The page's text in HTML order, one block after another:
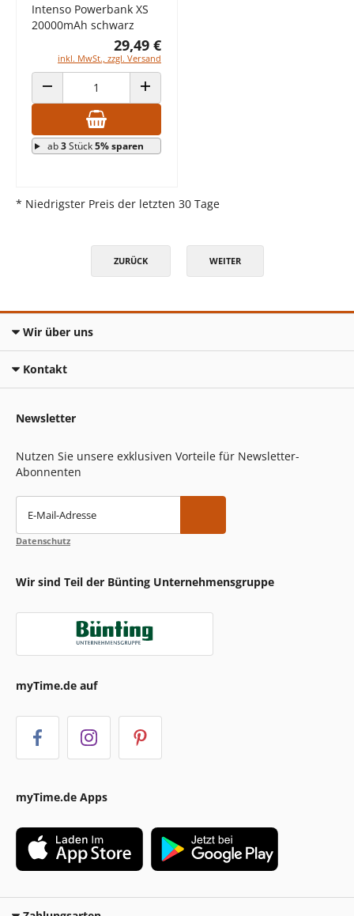
Intenso Powerbank XS
20000mAh schwarz
29,49 €
inkl. MwSt., zzgl. Versand
ANZAHL VERRINGERN ANZAHL ERHÖHEN
ab3Stück5% sparen
* Niedrigster Preis der letzten 30 Tage
ZURÜCK WEITER
Wir über uns
Kontakt
Newsletter
Nutzen Sie unsere exklusiven Vorteile für Newsletter-
Abonnenten
E-Mail-Adresse
Datenschutz
Wir sind Teil der Bünting Unternehmensgruppe
myTime.de auf
myTime.de Apps